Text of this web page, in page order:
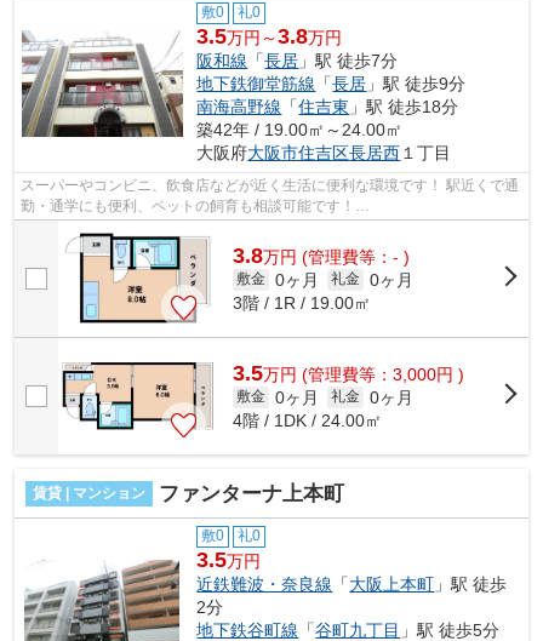
敷0 礼0
3.5万円～3.8万円
阪和線 「長居 」駅 徒歩7分
地下鉄御堂筋線 「長居 」駅 徒歩9分
南海高野線 「住吉東 」駅 徒歩18分
築42年 / 19.00㎡～24.00㎡
大阪府大阪市住吉区長居西 １丁目
スーパーやコンビニ、飲食店などが近く生活に便利な環境です！ 駅近くで通
勤・通学にも便利、ペットの飼育も相談可能です！
3.8万円 (管理費等：- )
敷金 0ヶ月 礼金 0ヶ月
3階 / 1R / 19.00㎡
3.5万円 (管理費等：3,000円 )
敷金 0ヶ月 礼金 0ヶ月
4階 / 1DK / 24.00㎡
賃貸 | マンション ファンターナ上本町
敷0 礼0
3.5万円
近鉄難波・奈良線 「大阪上本町 」駅 徒歩
2分
地下鉄谷町線 「谷町九丁目 」駅 徒歩5分